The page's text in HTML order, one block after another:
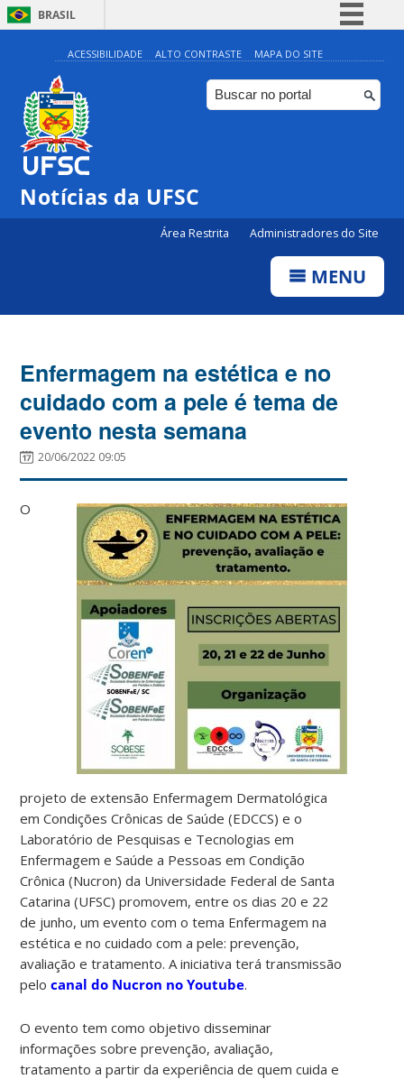
BRASIL
Simplifique!
Comunica BR
Participe
ACESSIBILIDADE ALTO CONTRASTE MAPA DO SITE
Notícias da UFSC
Área Restrita Administradores do Site
MENU
Enfermagem na estética e no
cuidado com a pele é tema de
evento nesta semana
20/06/2022 09:05
O
projeto de extensão Enfermagem Dermatológica
em Condições Crônicas de Saúde (EDCCS) e o
Laboratório de Pesquisas e Tecnologias em
Enfermagem e Saúde a Pessoas em Condição
Crônica (Nucron) da Universidade Federal de Santa
Catarina (UFSC) promovem, entre os dias 20 e 22
de junho, um evento com o tema Enfermagem na
estética e no cuidado com a pele: prevenção,
avaliação e tratamento. A iniciativa terá transmissão
pelocanal do Nucron no Youtube.
O evento tem como objetivo disseminar
informações sobre prevenção, avaliação,
tratamento a partir da experiência de quem cuida e